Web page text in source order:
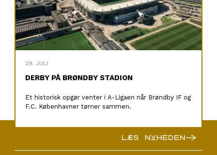
29. JULI
DERBY PÅ BRØNDBY STADION
Et historisk opgør venter i A-Ligaen når Brøndby IF og
F.C. Københavner tørner sammen.
LÆS NYHEDEN →